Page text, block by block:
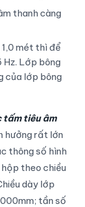
thanh càng
mét thì để
Hz. Lớp bông
của lớp bông
tấm tiêu âm
hưởng rất lớn
thông số hình
theo chiều
dày lớp
tần số